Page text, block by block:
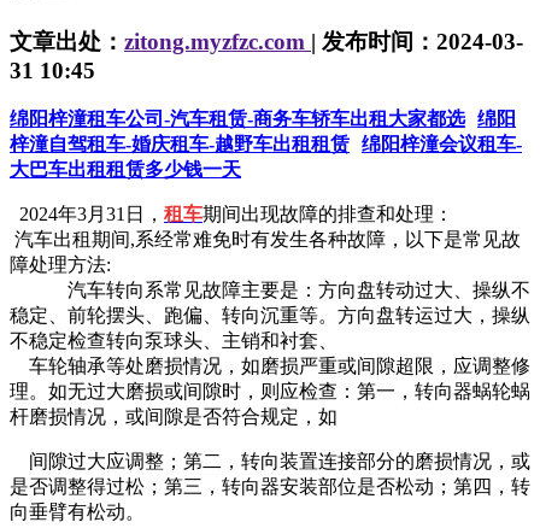
文章出处： zitong.myzfzc.com | 发布时间：2024-03-
31 10:45
绵阳梓潼租车公司-汽车租赁-商务车轿车出租大家都选 绵阳
梓潼自驾租车-婚庆租车-越野车出租租赁 绵阳梓潼会议租车-
大巴车出租租赁多少钱一天
2024年3月31日， 租车期间出现故障的排查和处理：
汽车出租期间,系经常难免时有发生各种故障，以下是常见故
障处理方法:
汽车转向系常见故障主要是：方向盘转动过大、操纵不
稳定、前轮摆头、跑偏、转向沉重等。方向盘转运过大，操纵
不稳定检查转向泵球头、主销和衬套、
车轮轴承等处磨损情况，如磨损严重或间隙超限，应调整修
理。如无过大磨损或间隙时，则应检查：第一，转向器蜗轮蜗
杆磨损情况，或间隙是否符合规定，如
间隙过大应调整；第二，转向装置连接部分的磨损情况，或
是否调整得过松；第三，转向器安装部位是否松动；第四，转
向垂臂有松动。